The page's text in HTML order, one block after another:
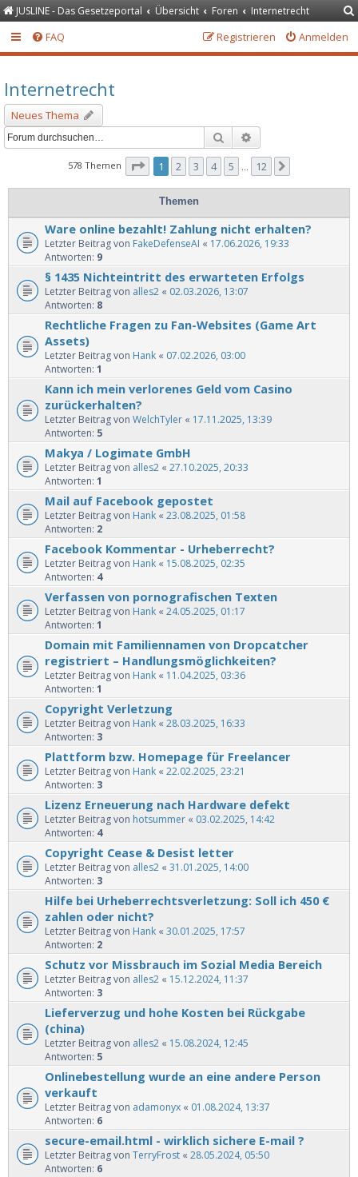
JUSLINE - Das Gesetzeportal Übersicht Foren Internetrecht
FAQ Anmelden
Registrieren
Internetrecht
Neues Thema
Suche
578 Themen Seite 1von 12
1 2 3 4 5 12
Themen
Ware online bezahlt! Zahlung nicht erhalten?
Letzter Beitrag von FakeDefenseAI « 17.06.2026, 19:33
Antworten: 9
§ 1435 Nichteintritt des erwarteten Erfolgs
Letzter Beitrag von alles2 « 02.03.2026, 13:07
Antworten: 8
Rechtliche Fragen zu Fan-Websites (Game Art
Assets)
Letzter Beitrag von Hank « 07.02.2026, 03:00
Antworten: 1
Kann ich mein verlorenes Geld vom Casino
zurückerhalten?
Letzter Beitrag von WelchTyler « 17.11.2025, 13:39
Antworten: 5
Makya / Logimate GmbH
Letzter Beitrag von alles2 « 27.10.2025, 20:33
Antworten: 1
Mail auf Facebook gepostet
Letzter Beitrag von Hank « 23.08.2025, 01:58
Antworten: 2
Facebook Kommentar - Urheberrecht?
Letzter Beitrag von Hank « 15.08.2025, 02:35
Antworten: 4
Verfassen von pornografischen Texten
Letzter Beitrag von Hank « 24.05.2025, 01:17
Antworten: 1
Domain mit Familiennamen von Dropcatcher
registriert – Handlungsmöglichkeiten?
Letzter Beitrag von Hank « 11.04.2025, 03:36
Antworten: 1
Copyright Verletzung
Letzter Beitrag von Hank « 28.03.2025, 16:33
Antworten: 3
Plattform bzw. Homepage für Freelancer
Letzter Beitrag von Hank « 22.02.2025, 23:21
Antworten: 3
Lizenz Erneuerung nach Hardware defekt
Letzter Beitrag von hotsummer « 03.02.2025, 14:42
Antworten: 4
Copyright Cease & Desist letter
Letzter Beitrag von alles2 « 31.01.2025, 14:00
Antworten: 3
Hilfe bei Urheberrechtsverletzung: Soll ich 450 €
zahlen oder nicht?
Letzter Beitrag von Hank « 30.01.2025, 17:57
Antworten: 2
Schutz vor Missbrauch im Sozial Media Bereich
Letzter Beitrag von alles2 « 15.12.2024, 11:37
Antworten: 3
Lieferverzug und hohe Kosten bei Rückgabe
(china)
Letzter Beitrag von alles2 « 15.08.2024, 12:45
Antworten: 5
Onlinebestellung wurde an eine andere Person
verkauft
Letzter Beitrag von adamonyx « 01.08.2024, 13:37
Antworten: 6
secure-email.html - wirklich sichere E-mail ?
Letzter Beitrag von TerryFrost « 28.05.2024, 05:50
Antworten: 6